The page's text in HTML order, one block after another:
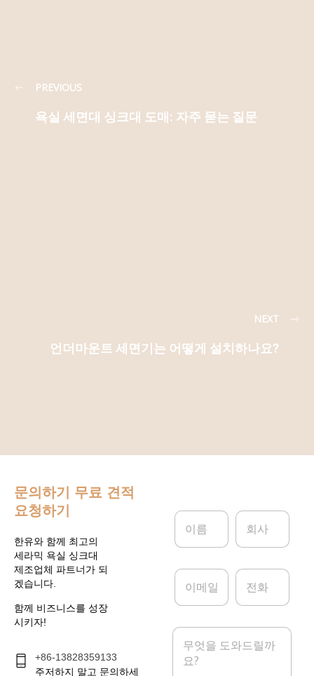
PREVIOUS
욕실 세면대 싱크대 도매: 자주 묻는 질문
NEXT
언더마운트 세면기는 어떻게 설치하나요?
문의하기 무료 견적
요청하기
한유와 함께 최고의
세라믹 욕실 싱크대
제조업체 파트너가 되
겠습니다.
함께 비즈니스를 성장
시키자!
+86-13828359133
주저하지 말고 문의하세
이
*
회
이
일
전
메